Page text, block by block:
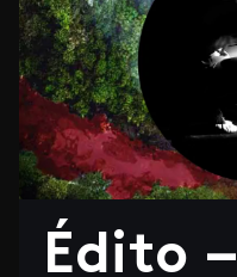
Édito –